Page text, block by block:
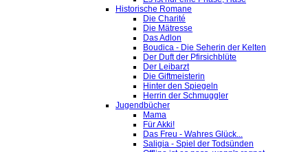
Historische Romane
Die Charité
Die Mätresse
Das Adlon
Boudica - Die Seherin der Kelten
Der Duft der Pfirsichblüte
Der Leibarzt
Die Giftmeisterin
Hinter den Spiegeln
Herrin der Schmuggler
Jugendbücher
Mama
Für Akki!
Das Freu - Wahres Glück...
Saligia - Spiel der Todsünden